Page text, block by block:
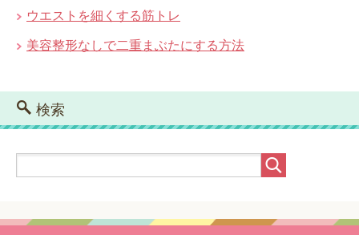
ウエストを細くする筋トレ
美容整形なしで二重まぶたにする方法
検索